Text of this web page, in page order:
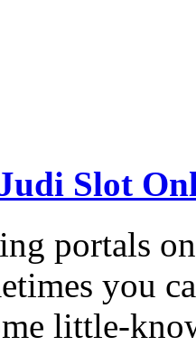
Slot
portals
you
little-